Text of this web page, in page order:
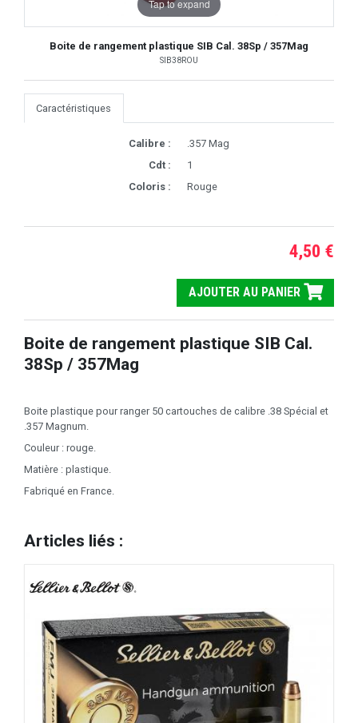
Tap to expand
Boite de rangement plastique SIB Cal. 38Sp / 357Mag
SIB38ROU
Caractéristiques
Calibre :
.357 Mag
Cdt :
1
Coloris :
Rouge
4,50 €
AJOUTER AU PANIER
Boite de rangement plastique SIB Cal.
38Sp / 357Mag
Boite plastique pour ranger 50 cartouches de calibre .38 Spécial et
.357 Magnum.
Couleur : rouge.
Matière : plastique.
Fabriqué en France.
Articles liés :